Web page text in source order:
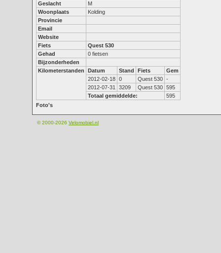
Geslacht
M
Woonplaats
Kolding
Provincie
Email
Website
Fiets
Quest 530
Gehad
0 fietsen
Bijzonderheden
Kilometerstanden
Datum Stand Fiets
Gem
2012-02-18 0 Quest 530 -
2012-07-31
3209 Quest 530 595
Totaal gemiddelde:
595
Foto's
© 2000-2026 Velomobiel.nl